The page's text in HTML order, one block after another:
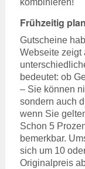
kombinieren!
Frühzeitig
Gutscheine
Webseite zeigt
bedeutet: ob
– Sie können
sondern auch
wenn Sie
Schon 5
bemerkbar.
sich um 10
Originalpreis